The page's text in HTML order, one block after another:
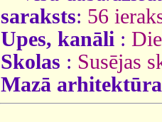
saraksts: 56
Upes, kanāli :
Skolas : Susējas
Mazā arhitektūra